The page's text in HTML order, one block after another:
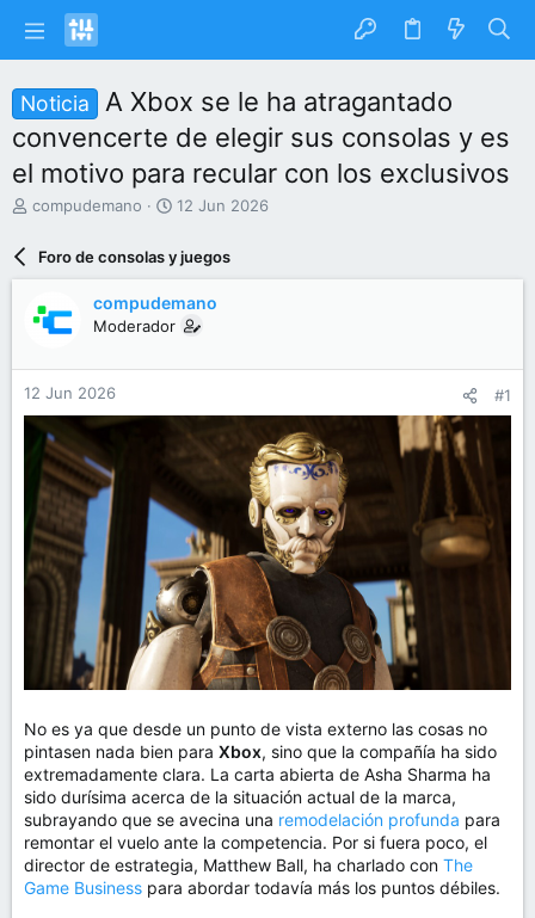
Noticia
A Xbox se le ha atragantado
convencerte de elegir sus consolas y es
el motivo para recular con los exclusivos
I
a
r
d
e
e
a
compudemano
F
c
h
d
e
n
c
o
12 Jun 2026
Foro de consolas y juegos
compudemano
Moderador
12 Jun 2026 #1
No es ya que desde un punto de vista externo las cosas no
pintasen nada bien para Xbox, sino que la compañía ha sido
extremadamente clara. La carta abierta de Asha Sharma ha
sido durísima acerca de la situación actual de la marca,
subrayando que se avecina una remodelación profunda para
remontar el vuelo ante la competencia. Por si fuera poco, el
director de estrategia, Matthew Ball, ha charlado con The
Game Business para abordar todavía más los puntos débiles.